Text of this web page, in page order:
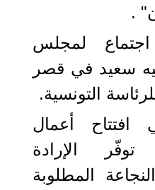
.
لمجلس
سعيد في قصر
التونسية.
افتتاح أعمال
الإرادة
المطلوبة